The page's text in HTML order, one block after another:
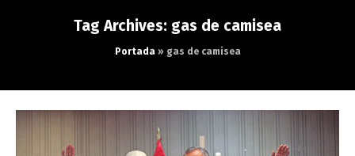
Tag Archives: gas de camisea
Portada» gas de camisea